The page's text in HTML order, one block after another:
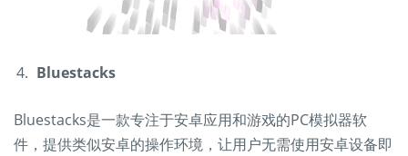
Bluestacks
Bluestacks是一款专注于安卓应用和游戏的PC模拟器软
件，提供类似安卓的操作环境，让用户无需使用安卓设备即